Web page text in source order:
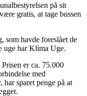
på sit
gratis, at tage bussen
som havde foreslået de
uge har Klima Uge.
er ca. 75.000
med
sparet penge på at